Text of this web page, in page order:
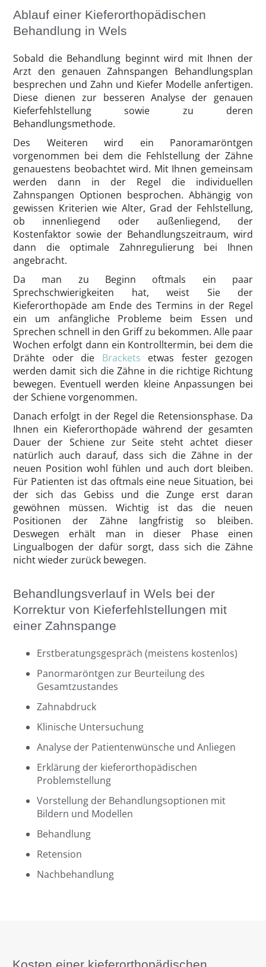
Ablauf einer Kieferorthopädischen
Behandlung in Wels
Sobald die Behandlung beginnt wird mit Ihnen der
Arzt den genauen Zahnspangen Behandlungsplan
besprechen und Zahn und Kiefer Modelle anfertigen.
Diese dienen zur besseren Analyse der genauen
Kieferfehlstellung sowie zu deren
Behandlungsmethode.
Des Weiteren wird ein Panoramaröntgen
vorgenommen bei dem die Fehlstellung der Zähne
genauestens beobachtet wird. Mit Ihnen gemeinsam
werden dann in der Regel die individuellen
Zahnspangen Optionen besprochen. Abhängig von
gewissen Kriterien wie Alter, Grad der Fehlstellung,
ob innenliegend oder außenliegend, der
Kostenfaktor sowie der Behandlungszeitraum, wird
dann die optimale Zahnregulierung bei Ihnen
angebracht.
Da man zu Beginn oftmals ein paar
Sprechschwierigkeiten hat, weist Sie der
Kieferorthopäde am Ende des Termins in der Regel
ein um anfängliche Probleme beim Essen und
Sprechen schnell in den Griff zu bekommen. Alle paar
Wochen erfolgt dann ein Kontrolltermin, bei dem die
Drähte oder die Brackets etwas fester gezogen
werden damit sich die Zähne in die richtige Richtung
bewegen. Eventuell werden kleine Anpassungen bei
der Schiene vorgenommen.
Danach erfolgt in der Regel die Retensionsphase. Da
Ihnen ein Kieferorthopäde während der gesamten
Dauer der Schiene zur Seite steht achtet dieser
natürlich auch darauf, dass sich die Zähne in der
neuen Position wohl fühlen und auch dort bleiben.
Für Patienten ist das oftmals eine neue Situation, bei
der sich das Gebiss und die Zunge erst daran
gewöhnen müssen. Wichtig ist das die neuen
Positionen der Zähne langfristig so bleiben.
Deswegen erhält man in dieser Phase einen
Lingualbogen der dafür sorgt, dass sich die Zähne
nicht wieder zurück bewegen.
Behandlungsverlauf in Wels bei der
Korrektur von Kieferfehlstellungen mit
einer Zahnspange
Erstberatungsgespräch (meistens kostenlos)
Panormaröntgen zur Beurteilung des
Gesamtzustandes
Zahnabdruck
Klinische Untersuchung
Analyse der Patientenwünsche und Anliegen
Erklärung der kieferorthopädischen
Problemstellung
Vorstellung der Behandlungsoptionen mit
Bildern und Modellen
Behandlung
Retension
Nachbehandlung
Kosten einer kieferorthopädischen